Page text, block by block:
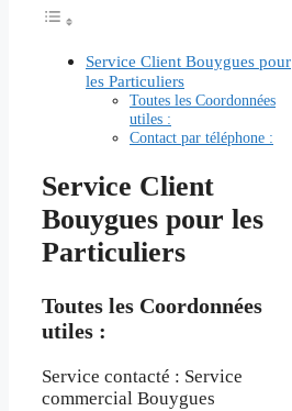
Service Client Bouygues pour
les Particuliers
Toutes les Coordonnées
utiles :
Contact par téléphone :
Service Client
Bouygues pour les
Particuliers
Toutes les Coordonnées
utiles :
Service contacté : Service
commercial Bouygues